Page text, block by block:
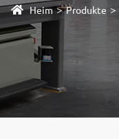
Heim > Produkte >